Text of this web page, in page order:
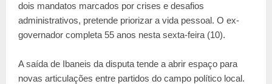
dois mandatos marcados por crises e desafios
administrativos, pretende priorizar a vida pessoal. O ex-
governador completa 55 anos nesta sexta-feira (10).
A saída de Ibaneis da disputa tende a abrir espaço para
novas articulações entre partidos do campo político local.